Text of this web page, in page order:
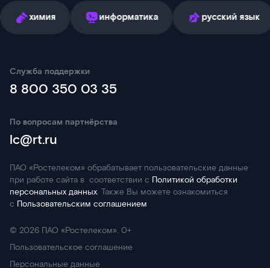
информатика русский язык
Служба поддержки
8 800 350 03 35
По вопросам партнёрства
lc@rt.ru
ПАО «Ростелеком» обрабатывает пользовательские данные
при работе сайта в соответствии с Политикой обработки
персональных данных. Также Вы можете ознакомиться
с Пользовательским соглашением
© 2026 ПАО «Ростелеком». 0+
Пользовательское соглашение
Персональные данные